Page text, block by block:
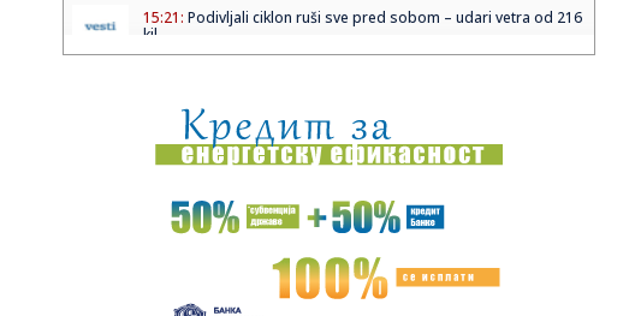
15:21: Podivljali ciklon ruši sve pred sobom – udari vetra od 216
kil...
15:12:Oproštaj Saše Lukića: "Došlo je vreme da krenem dalje"
15:11:Regionalna mreža SafeJournalists osudila prijetnje smrću
Veranu...
Registrovan zemljotres u Srbiji